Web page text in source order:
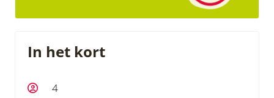
In het kort
4